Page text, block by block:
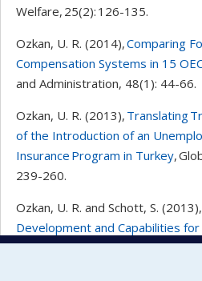
Welfare, 25(2): 126-135.
Ozkan, U. R. (2014),Comparing
Compensation Systems in 15
and Administration, 48(1): 44-66.
Ozkan, U. R. (2013), Translating
of the Introduction of an
Insurance Program in Turkey,
239-260.
Ozkan, U. R. and Schott, S. (2013),
Development and Capabilities
Indicators Research, 114(3):